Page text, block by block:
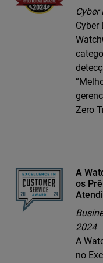
Cyber
Cyber
Zero
A
os
2024
A
no